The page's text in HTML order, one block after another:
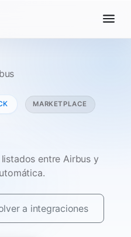
MARKETPLACE
entre Airbus y
a integraciones